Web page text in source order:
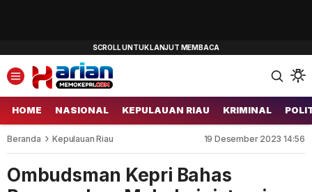
HOME NASIONAL KEPULAUAN RIAU KRIMINAL
Beranda Kepulauan Riau 19 Desember 2023 14:56
Ombudsman Kepri Bahas